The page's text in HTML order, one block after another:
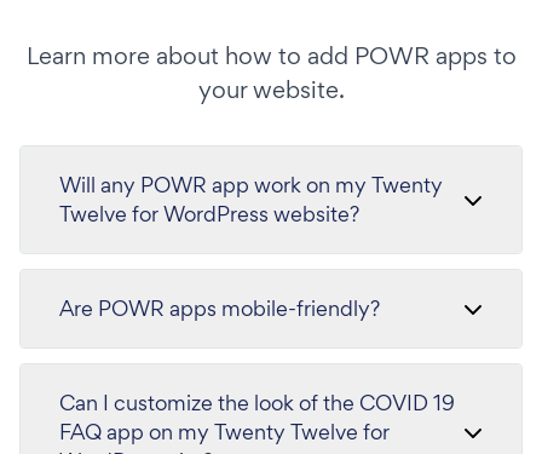
Learn more about how to add POWR apps to
your website.
Will any POWR app work on my Twenty
Twelve for WordPress website?
Are POWR apps mobile-friendly?
Can I customize the look of the COVID 19
FAQ app on my Twenty Twelve for